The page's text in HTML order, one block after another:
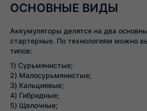
ОСНОВНЫЕ ВИДЫ
Аккумуляторы делятся на два
стартерные. По технологиям можно
типов:
Сурьмянистые;
Малосурьмянистые;
Кальциевые;
Гибридные;
Щелочные;